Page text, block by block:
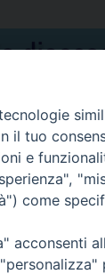
per la morte di
Aggregazioni
il tuo
e
come
acconsenti